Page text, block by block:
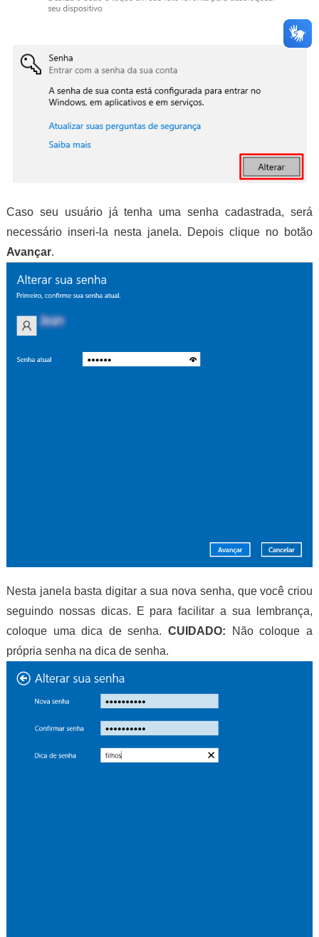
Caso seu usuário já tenha uma senha cadastrada, será
necessário inseri-la nesta janela. Depois clique no botão
Avançar.
Nesta janela basta digitar a sua nova senha, que você criou
seguindo nossas dicas. E para facilitar a sua lembrança,
coloque uma dica de senha.CUIDADO: Não coloque a
própria senha na dica de senha.